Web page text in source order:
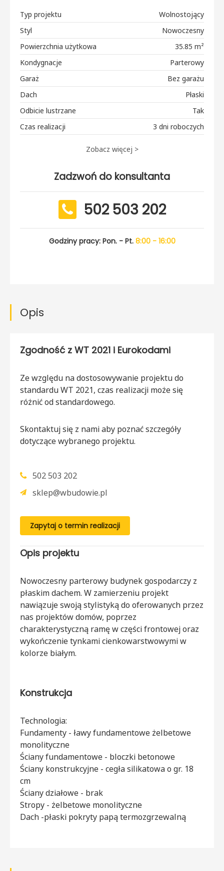
Typ projektu
Wolnostojący
Styl
Nowoczesny
Powierzchnia użytkowa
35.85 m²
Kondygnacje
Parterowy
Garaż
Bez garażu
Dach
Płaski
Odbicie lustrzane
Tak
Czas realizacji
3 dni roboczych
Zobacz więcej >
Zadzwoń do konsultanta
502 503 202
Godziny pracy: Pon. - Pt. 8:00 - 16:00
Opis
Zgodność z WT 2021 i Eurokodami
Ze względu na dostosowywanie projektu do
standardu WT 2021, czas realizacji może się
różnić od standardowego.
Skontaktuj się z nami aby poznać szczegóły
dotyczące wybranego projektu.
502 503 202
sklep@wbudowie.pl
Zapytaj o termin realizacji
Opis projektu
Nowoczesny parterowy budynek gospodarczy z
płaskim dachem. W zamierzeniu projekt
nawiązuje swoją stylistyką do oferowanych przez
nas projektów domów, poprzez
charakterystyczną ramę w części frontowej oraz
wykończenie tynkami cienkowarstwowymi w
kolorze białym.
Konstrukcja
Technologia:
Fundamenty - ławy fundamentowe żelbetowe
monolityczne
Ściany fundamentowe - bloczki betonowe
Ściany konstrukcyjne - cegła silikatowa o gr. 18
cm
Ściany działowe - brak
Stropy - żelbetowe monolityczne
Dach -płaski pokryty papą termozgrzewalną